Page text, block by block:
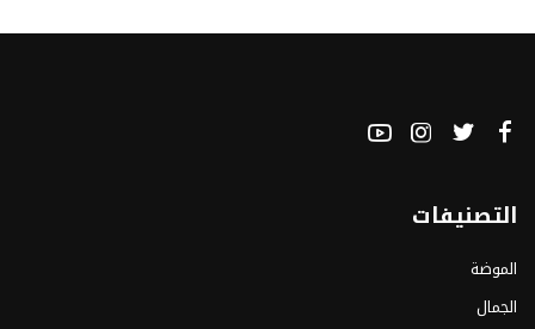
التصنيفات
الموضة
الجمال